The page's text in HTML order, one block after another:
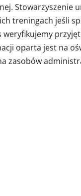
Stowarzyszenie
treningach jeśli
weryfikujemy
oparta jest na
zasobów